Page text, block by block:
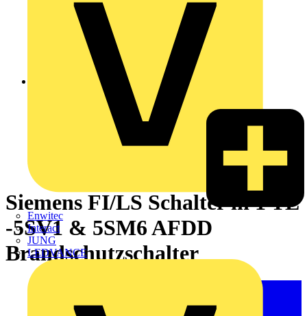
Enwitec
Interact
JUNG
LEDVANCE
Zurück zu Nachrichten
Siemens FI/LS Schalter in 1 TE
-5SV1 & 5SM6 AFDD
Brandschutzschalter